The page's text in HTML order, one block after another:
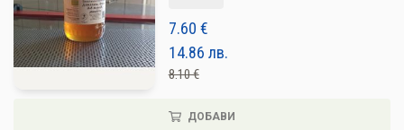
7.60 €
14.86 лв.
8.10 €
ДОБАВИ